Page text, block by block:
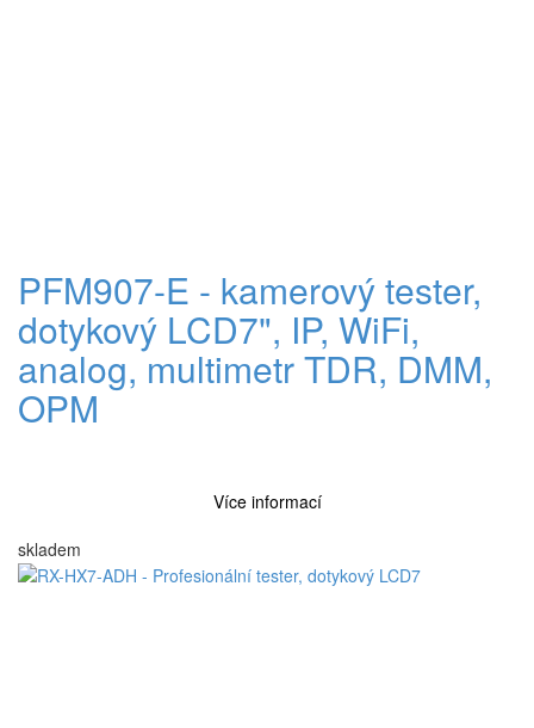
PFM907-E - kamerový tester,
dotykový LCD7", IP, WiFi,
analog, multimetr TDR, DMM,
OPM
Více informací
skladem